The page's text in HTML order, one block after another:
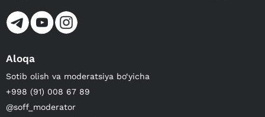
Aloqa
Sotib olish va moderatsiya bo‘yicha
+998 (91) 008 67 89
@soff_moderator